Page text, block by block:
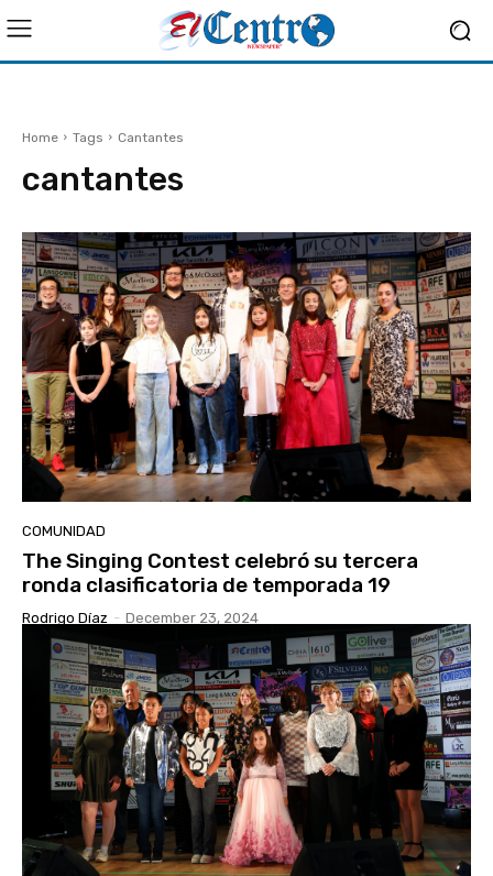
Home Tags Cantantes
cantantes
COMUNIDAD
The Singing Contest celebró su tercera
ronda clasificatoria de temporada 19
Rodrigo Díaz - December 23, 2024